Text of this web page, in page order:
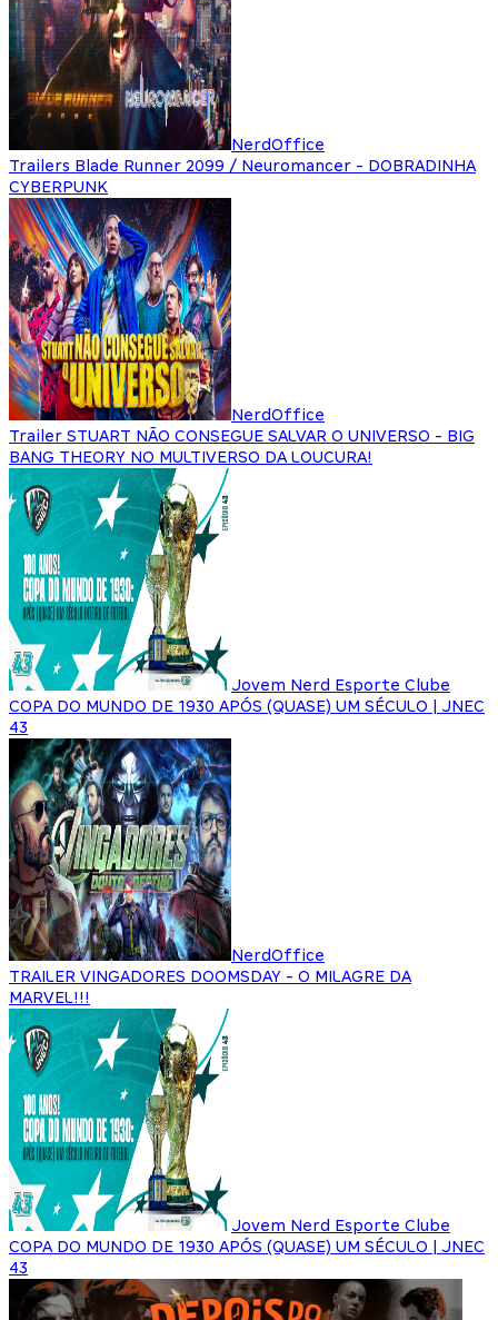
NerdOffice
Trailers Blade Runner 2099 / Neuromancer - DOBRADINHA
CYBERPUNK
NerdOffice
Trailer STUART NÃO CONSEGUE SALVAR O UNIVERSO - BIG
BANG THEORY NO MULTIVERSO DA LOUCURA!
Jovem Nerd Esporte Clube
COPA DO MUNDO DE 1930 APÓS (QUASE) UM SÉCULO | JNEC
43
NerdOffice
TRAILER VINGADORES DOOMSDAY - O MILAGRE DA
MARVEL!!!
Jovem Nerd Esporte Clube
COPA DO MUNDO DE 1930 APÓS (QUASE) UM SÉCULO | JNEC
43